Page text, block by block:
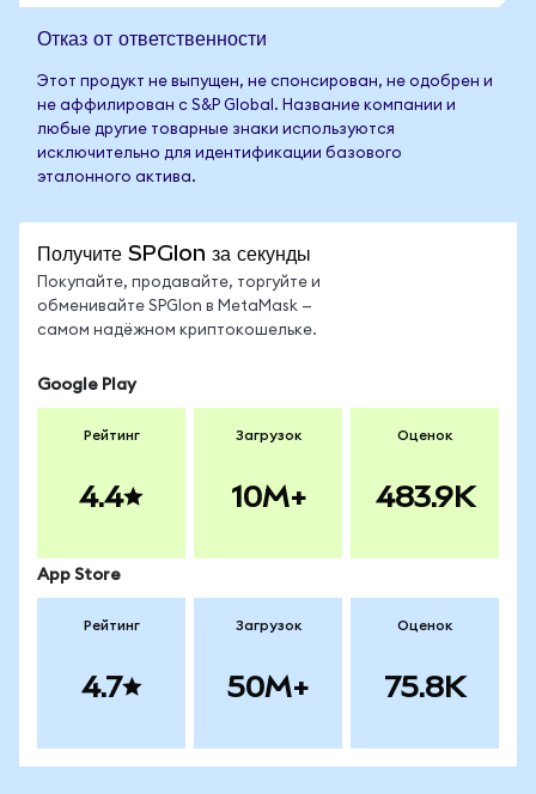
Отказ от ответственности
Этот продукт не выпущен, не спонсирован, не одобрен и
не аффилирован с S&P Global. Название компании и
любые другие товарные знаки используются
исключительно для идентификации базового
эталонного актива.
Получите SPGIon за секунды
Покупайте, продавайте, торгуйте и
обменивайте SPGIon в MetaMask —
самом надёжном криптокошельке.
Google Play
Рейтинг
4.4
Загрузок
10M+
Оценок
483.9K
App Store
Рейтинг
4.7
Загрузок
50M+
Оценок
75.8K